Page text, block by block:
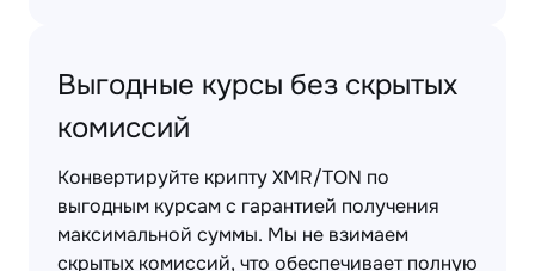
Выгодные курсы без скрытых
комиссий
Конвертируйте крипту XMR/TON по
выгодным курсам с гарантией получения
максимальной суммы. Мы не взимаем
скрытых комиссий, что обеспечивает полную